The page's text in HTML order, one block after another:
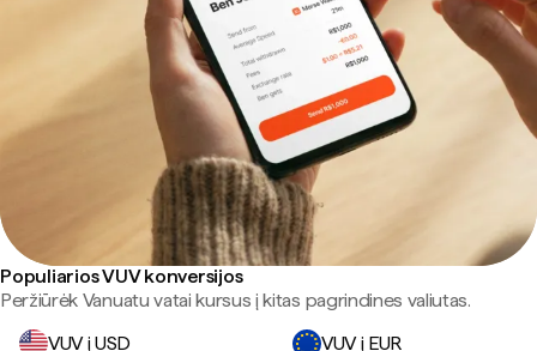
Populiarios VUV konversijos
Peržiūrėk Vanuatu vatai kursus į kitas pagrindines valiutas.
VUV į USD
VUV į EUR